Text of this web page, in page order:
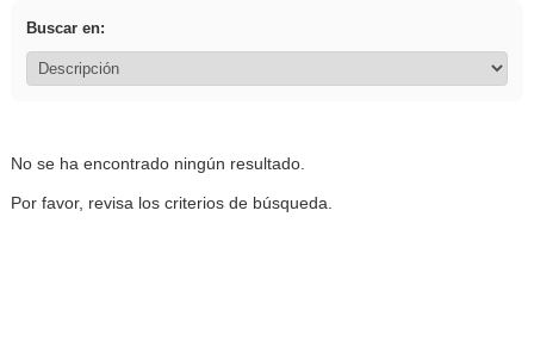
Buscar en:
No se ha encontrado ningún resultado.
Por favor, revisa los criterios de búsqueda.